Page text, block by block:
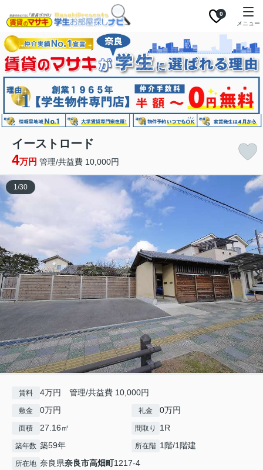
0
メニュー
イーストロード
4万円 管理/共益費 10,000円
1/30
賃料 4万円 管理/共益費 10,000円
敷金 0万円 礼金 0万円
面積 27.16㎡ 間取り 1R
築年数 築59年 所在階 1階/1階建
所在地 奈良県奈良市高畑町1217-4